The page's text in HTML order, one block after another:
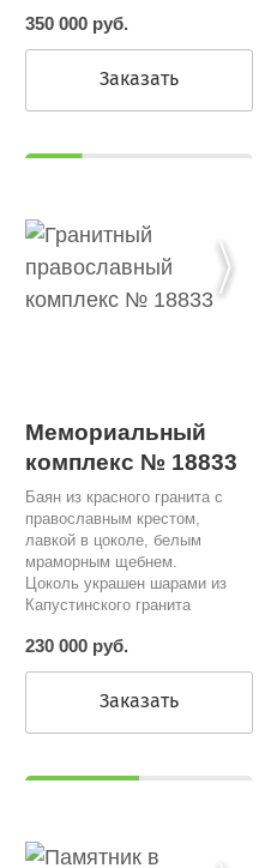
350 000 руб.
Заказать
Мемориальный
комплекс № 18833
Баян из красного гранита с
православным крестом,
лавкой в цоколе, белым
мраморным щебнем.
Цоколь украшен шарами из
Капустинского гранита
230 000 руб.
Заказать